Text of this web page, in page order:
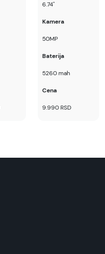
6.74"
Kamera
50MP
Baterija
5260 mah
Cena
9.990 RSD